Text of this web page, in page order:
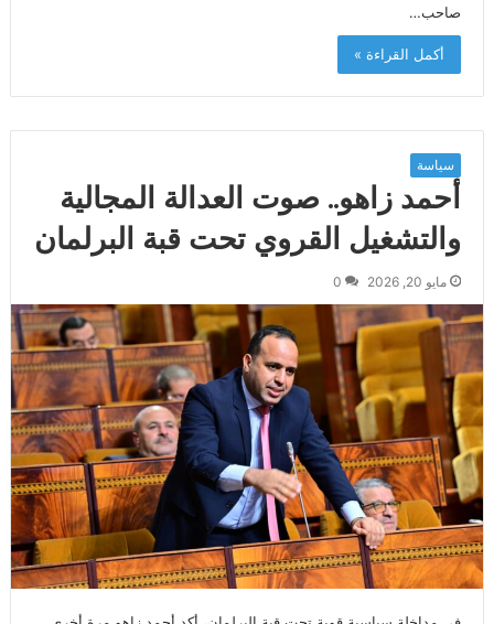
صاحب…
أكمل القراءة »
سياسة
أحمد زاهو.. صوت العدالة المجالية
والتشغيل القروي تحت قبة البرلمان
مايو 20, 2026 0